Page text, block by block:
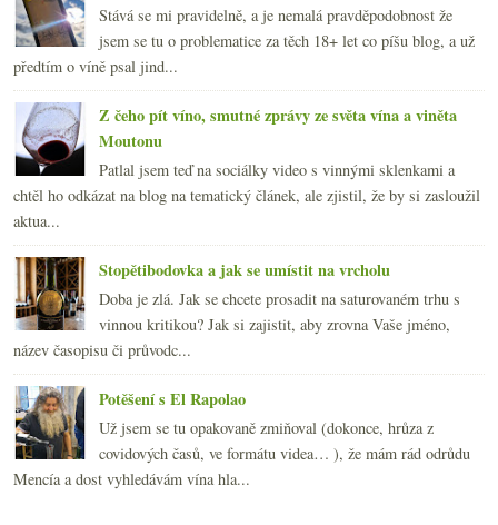
Stává se mi pravidelně, a je nemalá pravděpodobnost že
jsem se tu o problematice za těch 18+ let co píšu blog, a už
předtím o víně psal jind...
Z čeho pít víno, smutné zprávy ze světa vína a viněta
Moutonu
Patlal jsem teď na sociálky video s vinnými sklenkami a
chtěl ho odkázat na blog na tematický článek, ale zjistil, že by si zasloužil
aktua...
Stopětibodovka a jak se umístit na vrcholu
Doba je zlá. Jak se chcete prosadit na saturovaném trhu s
vinnou kritikou? Jak si zajistit, aby zrovna Vaše jméno,
název časopisu či průvodc...
Potěšení s El Rapolao
Už jsem se tu opakovaně zmiňoval (dokonce, hrůza z
covidových časů, ve formátu videa… ), že mám rád odrůdu
Mencía a dost vyhledávám vína hla...